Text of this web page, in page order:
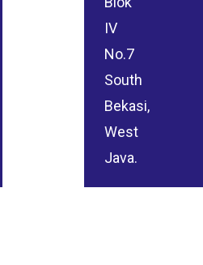
IV
No.7
South
Bekasi,
West
Java.